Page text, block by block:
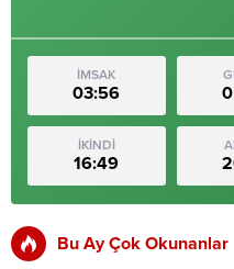
İMSAK
03:56
İKİNDİ
16:49
Bu Ay Çok Okunanlar